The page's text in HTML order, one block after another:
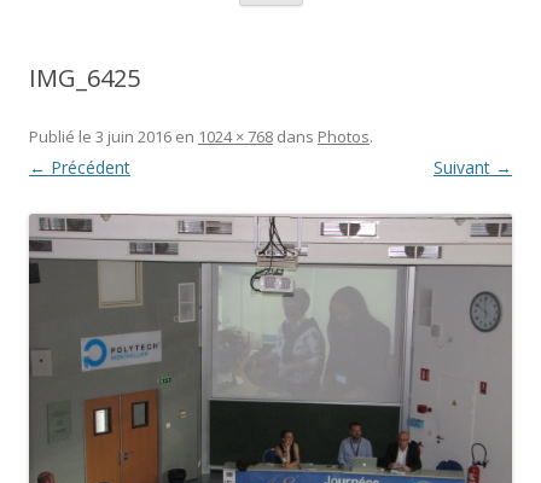
IMG_6425
Publié le 3 juin 2016 en 1024 × 768 dans Photos.
← Précédent Suivant →